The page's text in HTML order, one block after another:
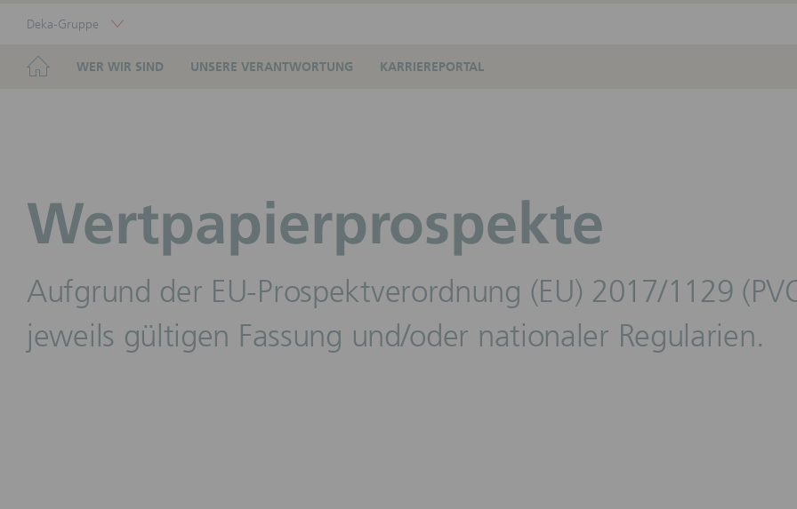
Portal
Deka-Gruppe
HOME
WER WIR SIND UNSERE VERANTWORTUNG KARRIEREPORTAL
Wertpapierprospekte
Aufgrund der EU-Prospektverordnung (EU) 2017/1129
jeweils gültigen Fassung und/oder nationaler Regularien.